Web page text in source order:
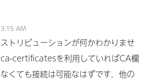
AM
トリビューションが何かわかりませ
certificatesを利用していればCA欄
くても接続は可能なはずです．他の